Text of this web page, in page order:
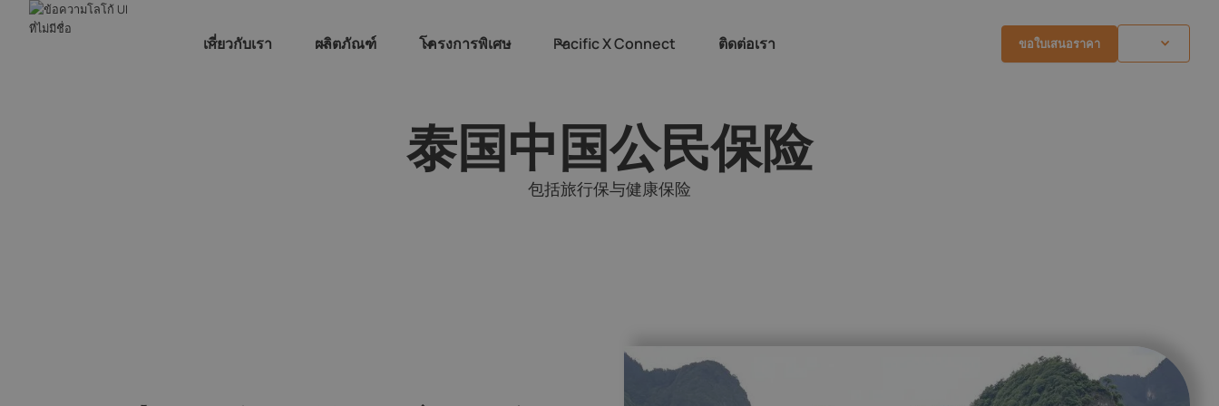
เกี่ยวกับเรา ผลิตภัณฑ์ โครงการพิเศษ Pacific X Connect ติดต่อเรา ขอใบเสนอราคา
泰国中国公民保险
包括旅行保与健康保险